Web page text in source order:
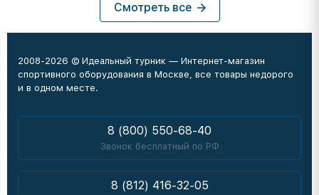
Смотреть все
2008-2026 © Идеальный турник — Интернет-магазин
спортивного оборудования в Москве, все товары недорого
и в одном месте.
8 (800) 550-68-40
Звонок бесплатный по РФ
8 (812) 416-32-05